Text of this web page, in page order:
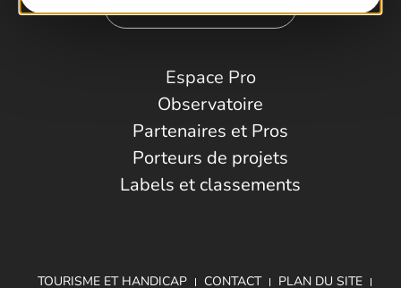
Espace Pro
Observatoire
Partenaires et Pros
Porteurs de projets
Labels et classements
TOURISME ET HANDICAP CONTACT PLAN DU SITE